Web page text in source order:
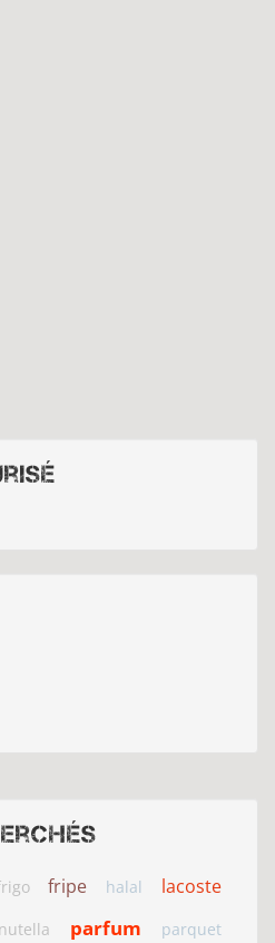
fripe halal lacoste
nutella parfum parquet